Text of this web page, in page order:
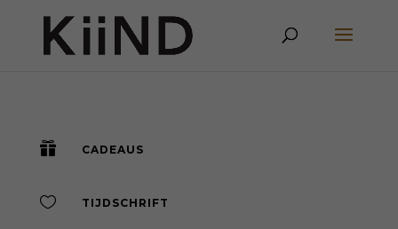
 CADEAUS
 TIJDSCHRIFT